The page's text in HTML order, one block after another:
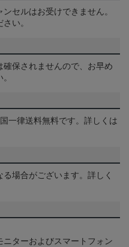
セルはお受けできません。
い。
保されませんので、お早め
一律送料無料です。詳しくは
場合がございます。詳しく
ターおよびスマートフォン